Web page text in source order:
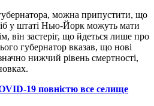
можна припустити, що
у штаті Нью-Йорк можуть мати
він застеріг, що йдеться лише про
губернатор вказав, що нові
нижчий рівень смертності,
19 повністю все селище